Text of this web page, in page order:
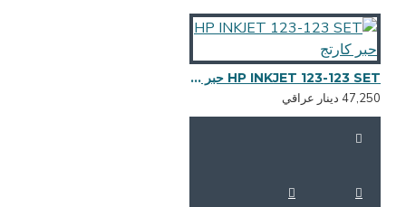
HP INKJET 123-123 SET حبر كارتج
دينار عراقي